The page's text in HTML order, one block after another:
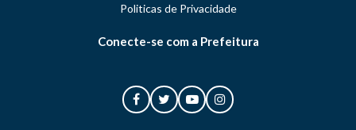
Politicas de Privacidade
Conecte-se com a Prefeitura